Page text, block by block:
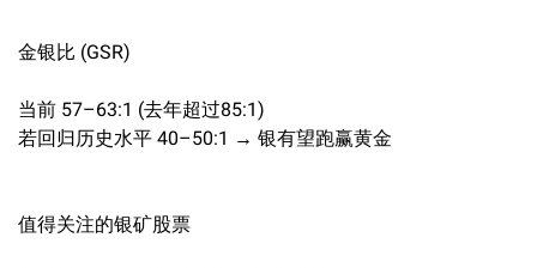
金银比 (GSR)
当前 57–63:1 (去年超过85:1)
若回归历史水平 40–50:1 → 银有望跑赢黄金
值得关注的银矿股票